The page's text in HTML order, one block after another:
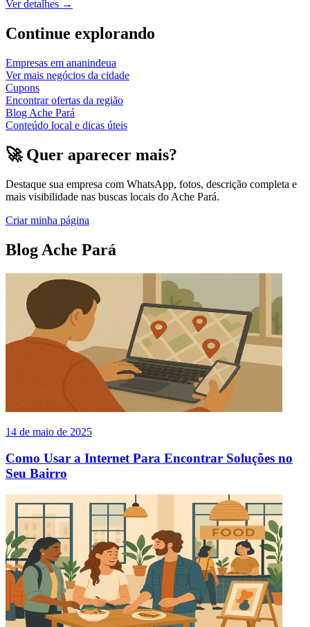
Ver detalhes →
Continue explorando
Empresas em ananindeua
Ver mais negócios da cidade
Cupons
Encontrar ofertas da região
Blog Ache Pará
Conteúdo local e dicas úteis
🚀 Quer aparecer mais?
Destaque sua empresa com WhatsApp, fotos, descrição completa e
mais visibilidade nas buscas locais do Ache Pará.
Criar minha página
Blog Ache Pará
14 de maio de 2025
Como Usar a Internet Para Encontrar Soluções no
Seu Bairro